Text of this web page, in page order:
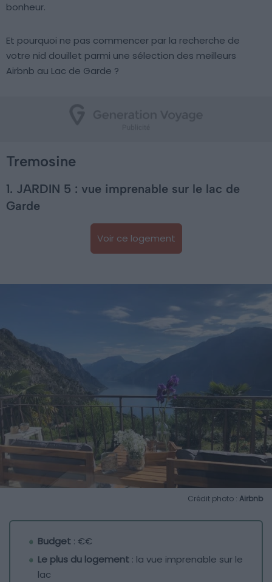
bonheur.
Et pourquoi ne pas commencer par la recherche de
votre nid douillet parmi une sélection des meilleurs
Airbnb au Lac de Garde ?
Tremosine
1. JARDIN 5 : vue imprenable sur le lac de
Garde
Voir ce logement
Crédit photo : Airbnb
Budget : €€
Le plus du logement : la vue imprenable sur le
lac